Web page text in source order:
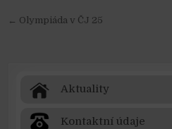
Navigace pro
← Olympiáda v ČJ 25
Aktuality
Kontaktní údaje